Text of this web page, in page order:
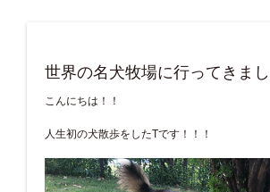
世界の名犬牧場に行ってきまし
こんにちは！！
人生初の犬散歩をしたTです！！！